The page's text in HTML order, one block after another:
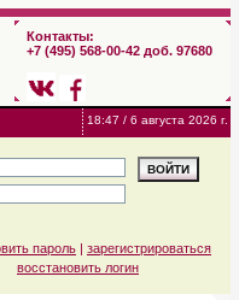
Контакты:
+7 (495) 568-00-42 доб. 97680
18:47 / 6 августа 2026 г.
пароль | зарегистрироваться
восстановить логин